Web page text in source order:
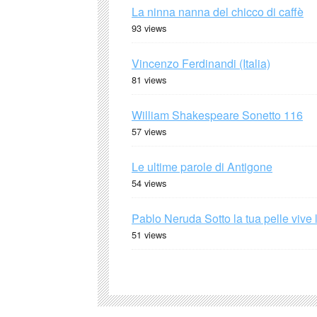
La ninna nanna del chicco di caffè
93 views
Vincenzo Ferdinandi (Italia)
81 views
William Shakespeare Sonetto 116
57 views
Le ultime parole di Antigone
54 views
Pablo Neruda Sotto la tua pelle vive
51 views